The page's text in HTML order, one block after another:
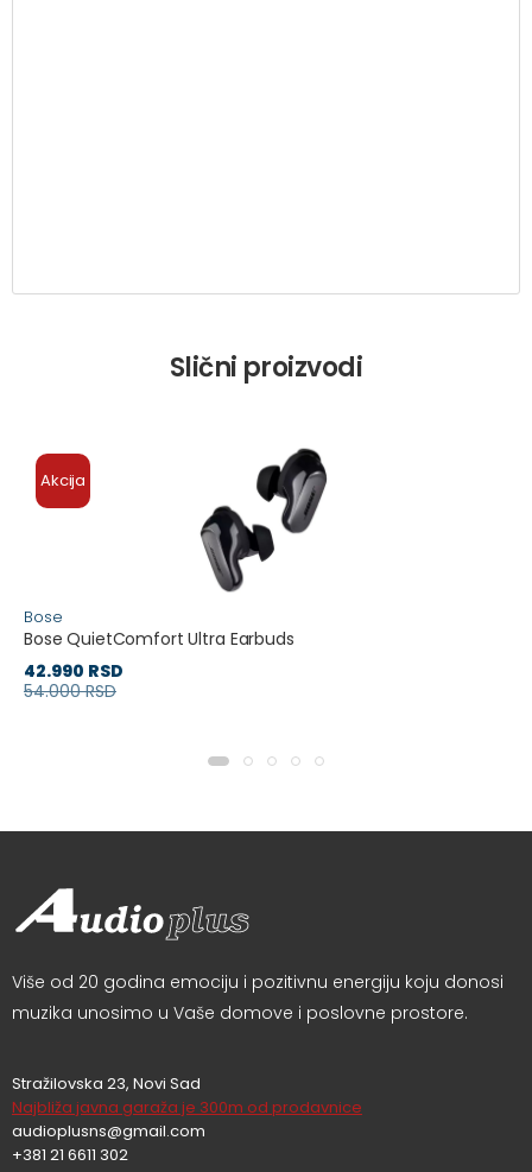
Slični proizvodi
Akcija
Bose
Bose QuietComfort Ultra Earbuds
42.990 RSD
54.000 RSD
Više od 20 godina emociju i pozitivnu energiju koju donosi
muzika unosimo u Vaše domove i poslovne prostore.
Stražilovska 23, Novi Sad
Najbliža javna garaža je 300m od prodavnice
audioplusns@gmail.com
+381 21 6611 302